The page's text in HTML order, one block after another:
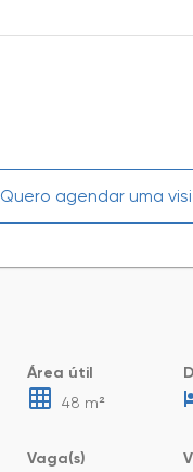
Quero agendar uma
Área útil
48 m²
Vaga(s)